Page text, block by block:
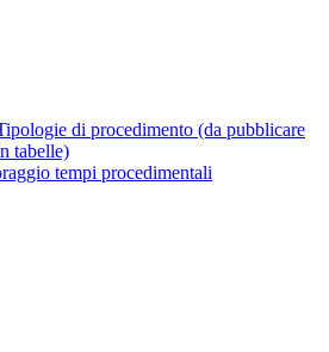
di procedimento (da pubblicare
tabelle)
tempi procedimentali